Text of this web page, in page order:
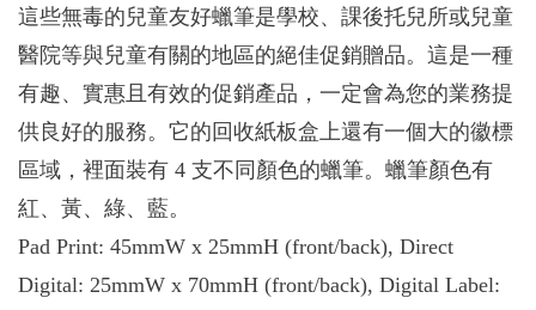
這些無毒的兒童友好蠟筆是學校、課後托兒所或兒童
醫院等與兒童有關的地區的絕佳促銷贈品。這是一種
有趣、實惠且有效的促銷產品，一定會為您的業務提
供良好的服務。它的回收紙板盒上還有一個大的徽標
區域，裡面裝有 4 支不同顏色的蠟筆。蠟筆顏色有
紅、黃、綠、藍。
Pad Print: 45mmW x 25mmH (front/back), Direct
Digital: 25mmW x 70mmH (front/back), Digital Label: